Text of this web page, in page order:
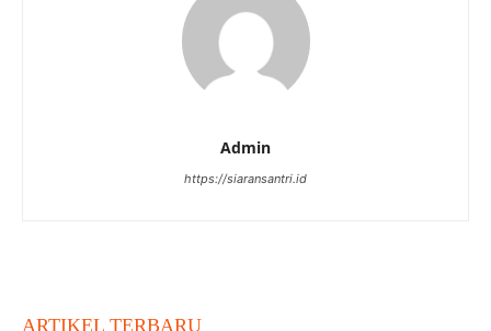
Admin
https://siaransantri.id
ARTIKEL TERBARU